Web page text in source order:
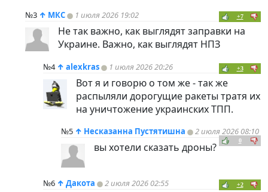
№3 ↑ МКС 1 июля 2026 19:02 +7
Не так важно, как выглядят заправки на
Украине. Важно, как выглядят НПЗ
№4 ↑ alexkras 1 июля 2026 20:26 +3
Вот я и говорю о том же - так же
распыляли дорогущие ракеты тратя их
на уничтожение украинских ТПП.
№5 ↑ Несказанна Пустятишна 2 июля 2026 08:10
0
вы хотели сказать дроны?
№6 ↑ Дакота 2 июля 2026 02:55 +2